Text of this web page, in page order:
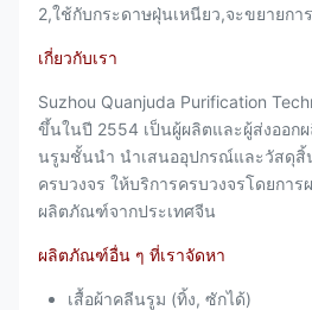
2,ใช้กับกระดาษฝุ่นเหนียว,จะขยายกา
เกี่ยวกับเรา
Suzhou Quanjuda Purification
ขึ้นในปี 2554 เป็นผู้ผลิตและผู้ส่งออก
นรูมชั้นนำ นำเสนออุปกรณ์และวัสดุสิ้
ครบวงจร ให้บริการครบวงจรโดยกา
ผลิตภัณฑ์จากประเทศจีน
ผลิตภัณฑ์อื่น ๆ ที่เราจัดหา
เสื้อผ้าคลีนรูม (ทิ้ง, ซักได้)